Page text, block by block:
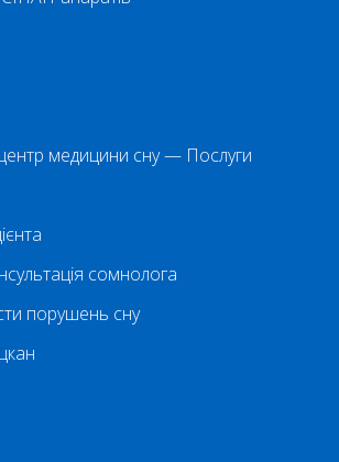
медицини сну — Послуги
сомнолога
порушень сну